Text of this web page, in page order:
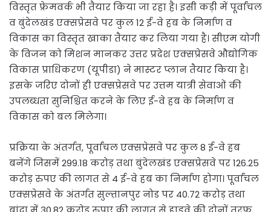
विस्तृत फ्रेमवर्क भी तैयार किया जा रहा है। इसी कड़ी में पूर्वांचल
व बुंदेलखंड एक्सप्रेसवे पर कुल 12 ई-वे हब के निर्माण व
विकास का विस्तृत खाका तैयार कर लिया गया है। सीएम योगी
के विजन को मिशन मानकर उत्तर प्रदेश एक्सप्रेसवे औद्योगिक
विकास प्राधिकरण (यूपीडा) ने मास्टर प्लान तैयार किया है।
इसके जरिए दोनों ही एक्सप्रेसवे पर उत्तम यात्री सेवाओं की
उपलब्धता सुनिश्चित करने के लिए ई-वे हब के निर्माण व
विकास को बल मिलेगा।
प्रक्रिया के अंतर्गत, पूर्वांचल एक्सप्रेसवे पर कुल 8 ई-वे हब
बनेंगे जिसमें 299.18 करोड़ तथा बुंदेलखंड एक्सप्रेसवे पर 126.25
करोड़ रुपए की लागत से 4 ई-वे हब का निर्माण होगा। पूर्वांचल
एक्सप्रेसवे के अंतर्गत सुल्तानपुर नोड पर 40.72 करोड़ तथा